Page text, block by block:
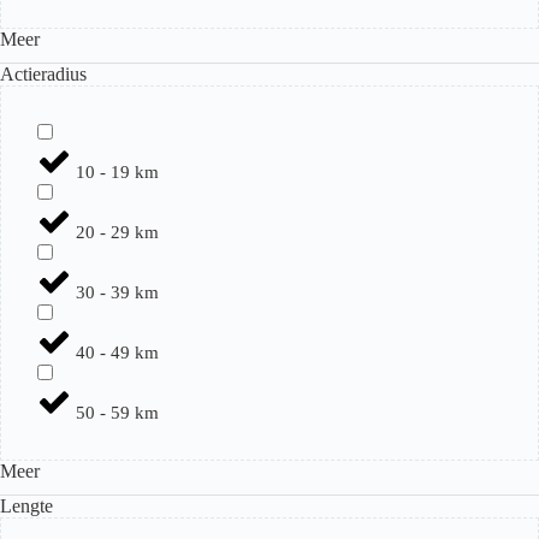
Meer
Actieradius
10 - 19 km
20 - 29 km
30 - 39 km
40 - 49 km
50 - 59 km
Meer
Lengte